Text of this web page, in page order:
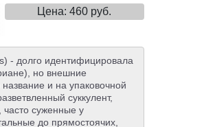
Цена: 460 руб.
- долго идентифицировала
но внешние
и на упаковочной
суккулент,
часто суженные у
до прямостоячих,